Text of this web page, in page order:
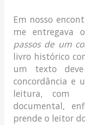
Em nosso
me entregava
passos de um
livro histórico
um texto deve
concordância e
leitura, com
documental,
prende o leitor